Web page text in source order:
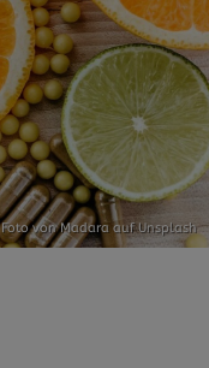
Foto vonMadara aufUnsplash